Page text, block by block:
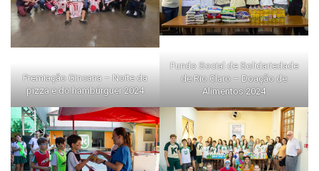
Premiação Gincana – Noite da
pizza e do hambúrguer 2024
Fundo Social de Solidariedade
de Rio Claro – Doação de
Alimentos 2024